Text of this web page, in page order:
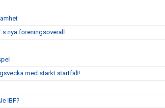
nya föreningsoverall
med starkt startfält!
IBF?